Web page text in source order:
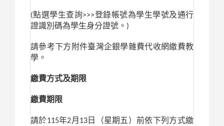
(點選學生查詢>>>登錄帳號為學生學號及通行
證識別碼為學生身分證號。)
請參考下方附件臺灣企銀學雜費代收網繳費教
學。
繳費方式及期限
繳費期限
請於115年2月13日（星期五）前依下列方式繳